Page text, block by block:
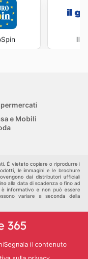
Il
e Mobili
È vietato copiare o riprodurre i
le immagini e le brochure
dai distributori ufficiali
alla data di scadenza o fino ad
informativo e non può essere
variare a seconda della
Segnala il contenuto